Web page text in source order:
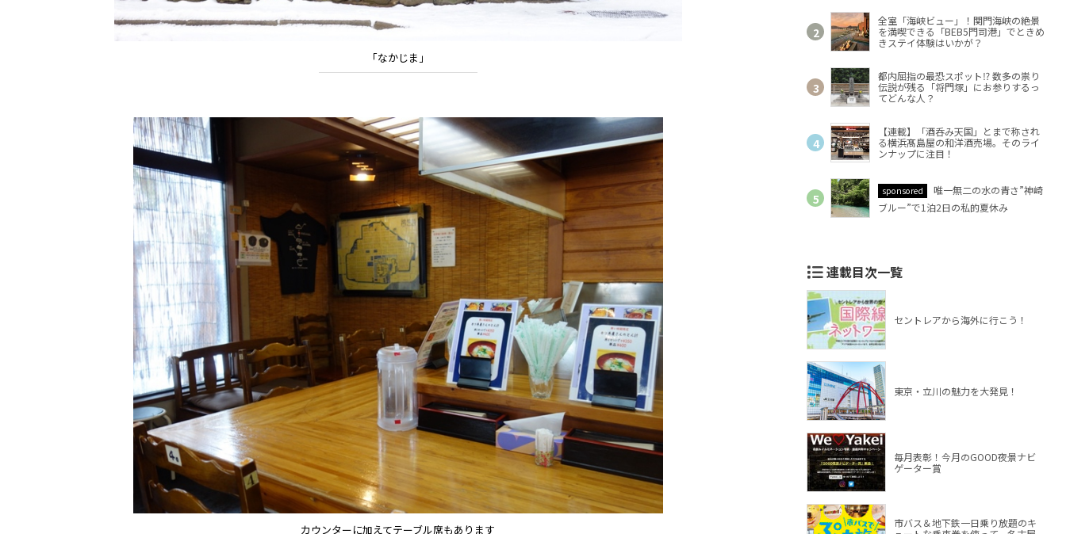
「なかじま」
カウンターに加えてテーブル席もあります
全室「海峡ビュー」！関門海峡の絶景
を満喫できる「BEB5門司港」でときめ
きステイ体験はいかが？
都内屈指の最恐スポット⁉ 数多の祟り
伝説が残る「将門塚」にお参りするっ
てどんな人？
【連載】「酒呑み天国」とまで称され
る横浜髙島屋の和洋酒売場。そのライ
ンナップに注目！
sponsored
唯一無二の水の青さ”神崎
ブルー”で1泊2日の私的夏休み
連載目次一覧
セントレアから海外に行こう！
東京・立川の魅力を大発見！
毎月表彰！今月のGOOD夜景ナビ
ゲーター賞
市バス＆地下鉄一日乗り放題のキ